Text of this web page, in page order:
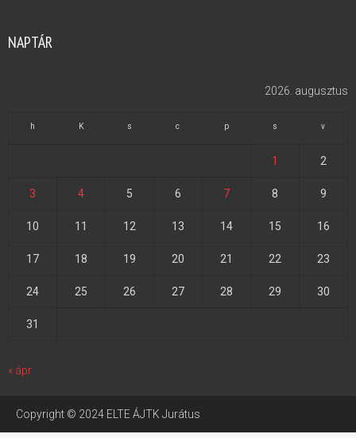
NAPTÁR
2026. augusztus
h K s c p s v
1 2
3 4 5 6 7 8 9
10 11 12 13 14 15 16
17 18 19 20 21 22 23
24 25 26 27 28 29 30
31
« ápr
Copyright © 2024 ELTE ÁJTK Jurátus